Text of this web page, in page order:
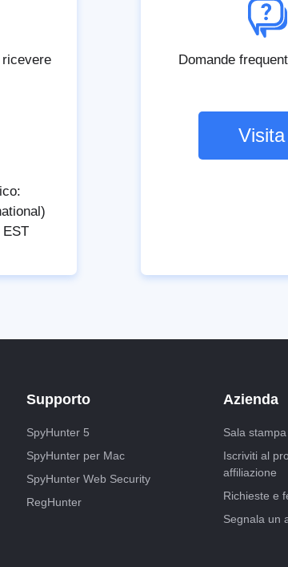
Domande
Supporto
SpyHunter 5
SpyHunter per Mac
SpyHunter Web Security
RegHunter
Azienda
Sala stampa
Iscriviti al
affiliazione
Richieste e
Segnala un